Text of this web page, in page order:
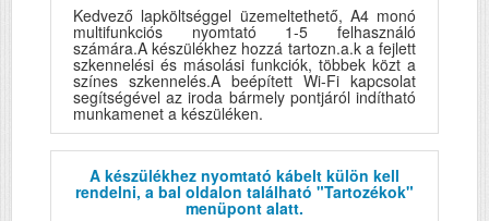
Kedvező lapköltséggel üzemeltethető, A4 monó
multifunkciós nyomtató 1-5 felhasználó
számára.A készülékhez hozzá tartozn.a.k a fejlett
szkennelési és másolási funkciók, többek közt a
színes szkennelés.A beépített Wi-Fi kapcsolat
segítségével az iroda bármely pontjáról indítható
munkamenet a készüléken.
A készülékhez nyomtató kábelt külön kell
rendelni, a bal oldalon található "Tartozékok"
menüpont alatt.